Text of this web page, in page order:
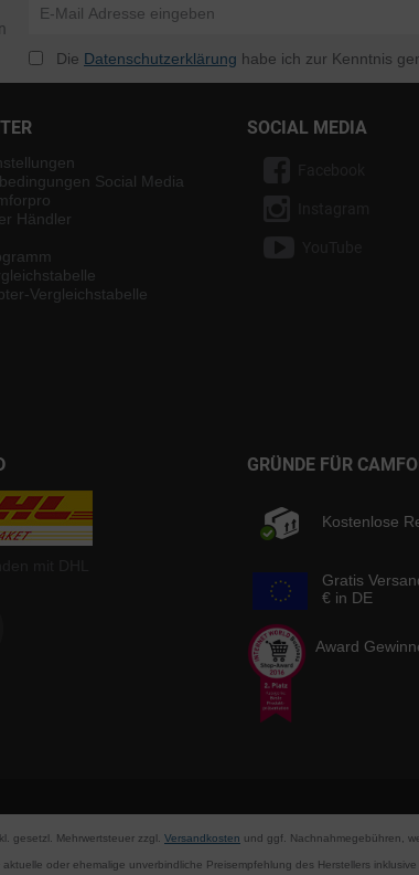
Die Datenschutzerklärung habe ich zur Kenntnis
Social Media
Händler
Vergleichstabelle
SOCIAL MEDIA
GRÜNDE FÜR
Kostenlose
Gratis
€ in DE
Award
gesetzl. Mehrwertsteuer zzgl. Versandkosten und ggf. Nachnahmegebühren,
aktuelle oder ehemalige unverbindliche Preisempfehlung des Herstellers